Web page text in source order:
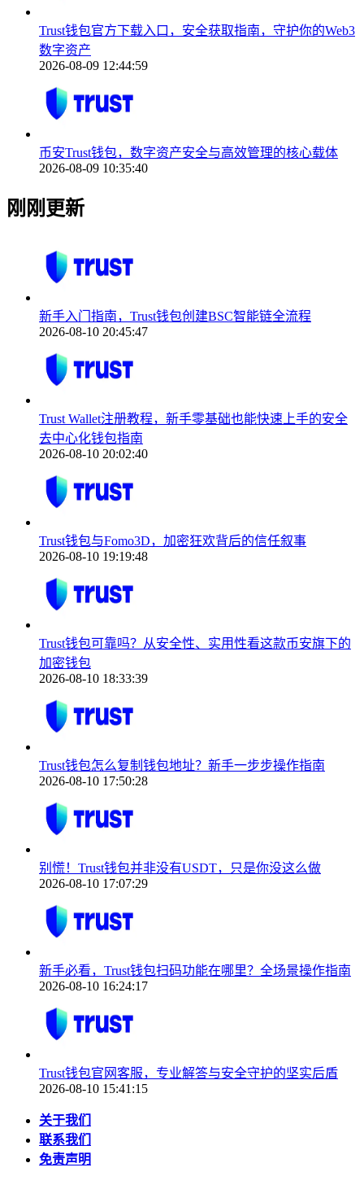
Trust钱包官方下载入口，安全获取指南，守护你的Web3
数字资产
2026-08-09 12:44:59
币安Trust钱包，数字资产安全与高效管理的核心载体
2026-08-09 10:35:40
刚刚更新
新手入门指南，Trust钱包创建BSC智能链全流程
2026-08-10 20:45:47
Trust Wallet注册教程，新手零基础也能快速上手的安全
去中心化钱包指南
2026-08-10 20:02:40
Trust钱包与Fomo3D，加密狂欢背后的信任叙事
2026-08-10 19:19:48
Trust钱包可靠吗？从安全性、实用性看这款币安旗下的
加密钱包
2026-08-10 18:33:39
Trust钱包怎么复制钱包地址？新手一步步操作指南
2026-08-10 17:50:28
别慌！Trust钱包并非没有USDT，只是你没这么做
2026-08-10 17:07:29
新手必看，Trust钱包扫码功能在哪里？全场景操作指南
2026-08-10 16:24:17
Trust钱包官网客服，专业解答与安全守护的坚实后盾
2026-08-10 15:41:15
关于我们
联系我们
免责声明